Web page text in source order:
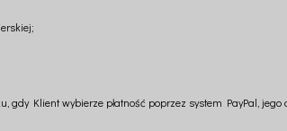
gdy Klient wybierze płatność poprzez system PayPal,